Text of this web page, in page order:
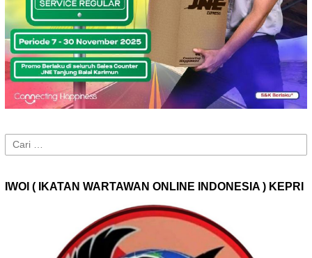
Cari
untuk:
IWOI ( IKATAN WARTAWAN ONLINE INDONESIA ) KEPRI